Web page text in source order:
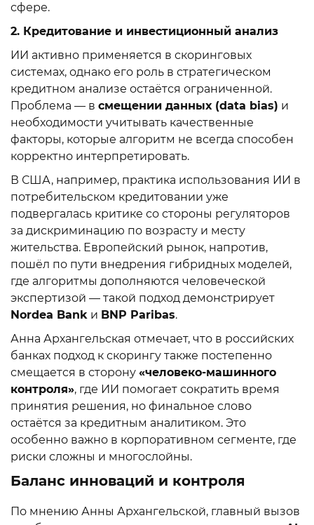
сфере.
2. Кредитование и инвестиционный анализ
ИИ активно применяется в скоринговых
системах, однако его роль в стратегическом
кредитном анализе остаётся ограниченной.
Проблема — в смещении данных (data bias) и
необходимости учитывать качественные
факторы, которые алгоритм не всегда способен
корректно интерпретировать.
В США, например, практика использования ИИ в
потребительском кредитовании уже
подвергалась критике со стороны регуляторов
за дискриминацию по возрасту и месту
жительства. Европейский рынок, напротив,
пошёл по пути внедрения гибридных моделей,
где алгоритмы дополняются человеческой
экспертизой — такой подход демонстрирует
Nordea Bank и BNP Paribas.
Анна Архангельская отмечает, что в российских
банках подход к скорингу также постепенно
смещается в сторону «человеко-машинного
контроля», где ИИ помогает сократить время
принятия решения, но финальное слово
остаётся за кредитным аналитиком. Это
особенно важно в корпоративном сегменте, где
риски сложны и многослойны.
Баланс инноваций и контроля
По мнению Анны Архангельской, главный вызов